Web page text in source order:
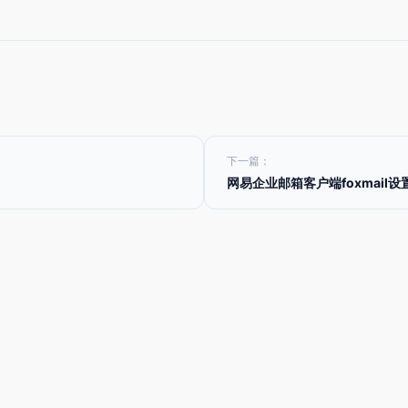
下一篇：
网易企业邮箱客户端foxmail设